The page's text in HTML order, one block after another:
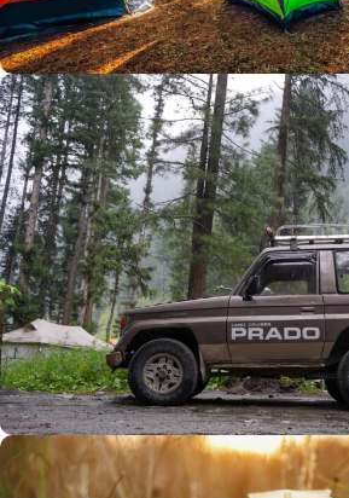
Büyük Yaz İndirimi
0
Günler
00
Hr
00
Min
00
SSK
Alışverişe Başla
ARAÇ AKSESUARLARI